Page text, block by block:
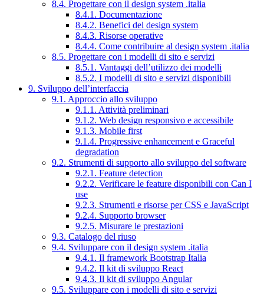
8.4. Progettare con il design system .italia
8.4.1. Documentazione
8.4.2. Benefici del design system
8.4.3. Risorse operative
8.4.4. Come contribuire al design system .italia
8.5. Progettare con i modelli di sito e servizi
8.5.1. Vantaggi dell’utilizzo dei modelli
8.5.2. I modelli di sito e servizi disponibili
9. Sviluppo dell’interfaccia
9.1. Approccio allo sviluppo
9.1.1. Attività preliminari
9.1.2. Web design responsivo e accessibile
9.1.3. Mobile first
9.1.4. Progressive enhancement e Graceful
degradation
9.2. Strumenti di supporto allo sviluppo del software
9.2.1. Feature detection
9.2.2. Verificare le feature disponibili con Can I
use
9.2.3. Strumenti e risorse per CSS e JavaScript
9.2.4. Supporto browser
9.2.5. Misurare le prestazioni
9.3. Catalogo del riuso
9.4. Sviluppare con il design system .italia
9.4.1. Il framework Bootstrap Italia
9.4.2. Il kit di sviluppo React
9.4.3. Il kit di sviluppo Angular
9.5. Sviluppare con i modelli di sito e servizi